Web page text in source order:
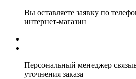
Вы оставляете заявку по
интернет-магазин
Персональный менеджер
уточнения заказа